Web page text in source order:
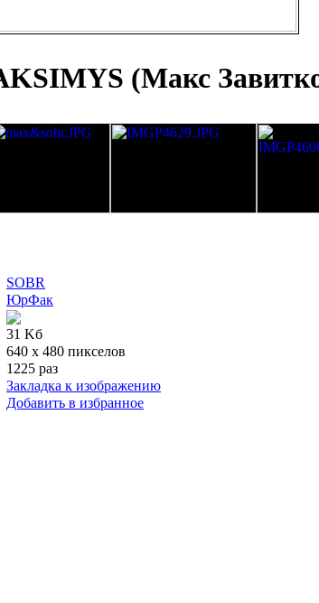
(Макс
SOBR
ЮрФак
31 Kб
640 x 480 пикселов
1225 раз
Закладка к изображению
Добавить в избранное